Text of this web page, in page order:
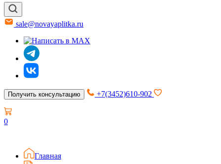
sale@novayaplitka.ru
Получить консультацию +7(3452)610-902
0
Главная